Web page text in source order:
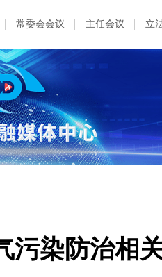
常委会会议 主任会议 立
污染防治相